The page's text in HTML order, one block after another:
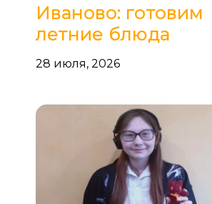
Иваново: готовим
летние блюда
28 июля, 2026